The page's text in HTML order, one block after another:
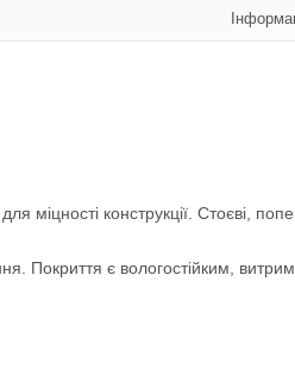
міцності конструкції. Стоєві,
Покриття є вологостійким,